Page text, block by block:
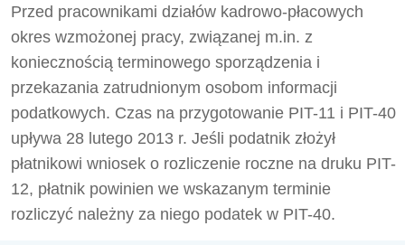
Przed pracownikami działów kadrowo-płacowych
okres wzmożonej pracy, związanej m.in. z
koniecznością terminowego sporządzenia i
przekazania zatrudnionym osobom informacji
podatkowych. Czas na przygotowanie PIT-11 i PIT-40
upływa 28 lutego 2013 r. Jeśli podatnik złożył
płatnikowi wniosek o rozliczenie roczne na druku PIT-
12, płatnik powinien we wskazanym terminie
rozliczyć należny za niego podatek w PIT-40.